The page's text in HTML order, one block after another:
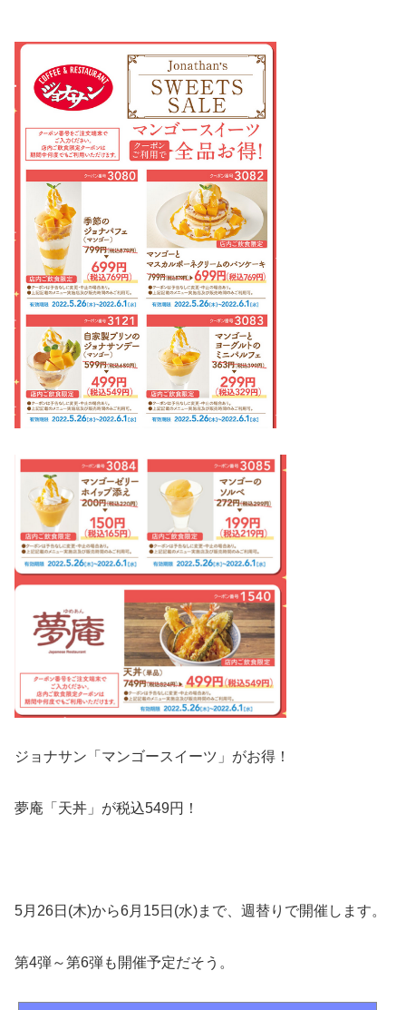
ジョナサン「マンゴースイーツ」がお得！
夢庵「天丼」が税込549円！
5月26日(木)から6月15日(水)まで、週替りで開催します。
第4弾～第6弾も開催予定だそう。